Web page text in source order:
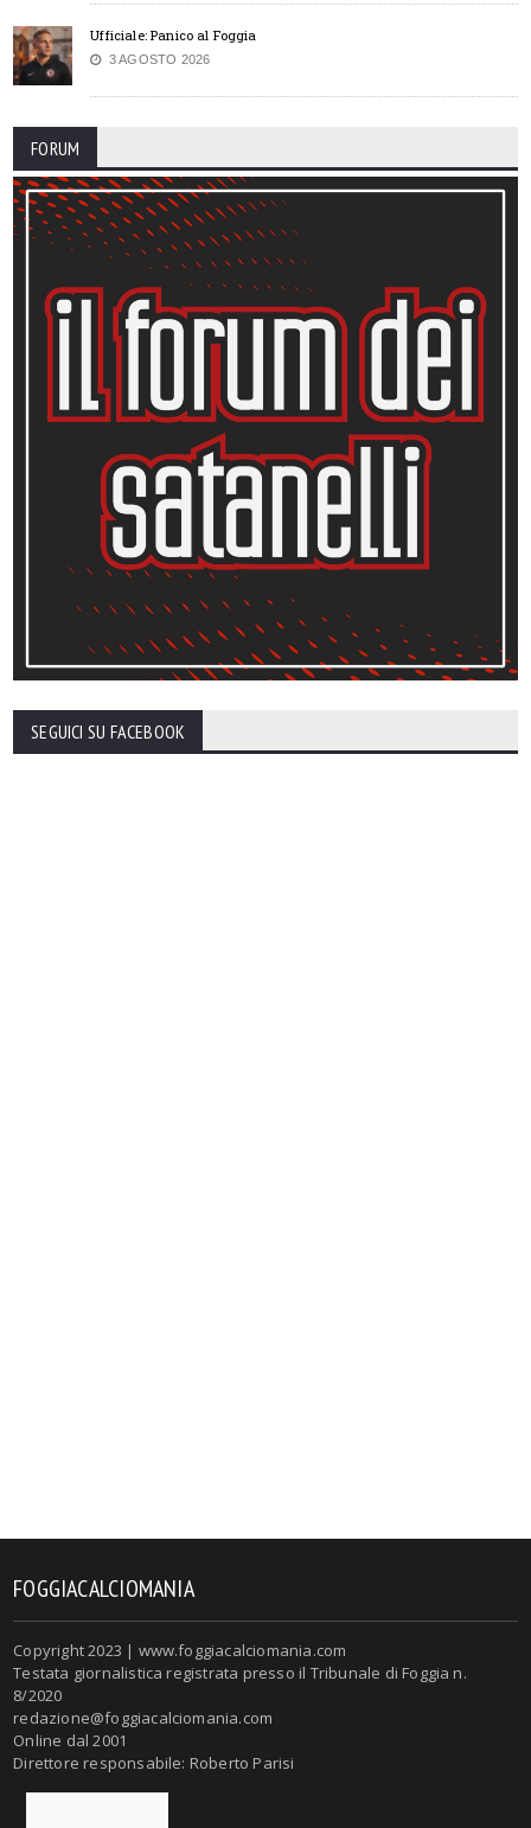
Ufficiale: Panico al Foggia
3 AGOSTO 2026
FORUM
SEGUICI SU FACEBOOK
FOGGIACALCIOMANIA
Copyright 2023 | www.foggiacalciomania.com
Testata giornalistica registrata presso il Tribunale di Foggia n.
8/2020
redazione@foggiacalciomania.com
Online dal 2001
Direttore responsabile: Roberto Parisi